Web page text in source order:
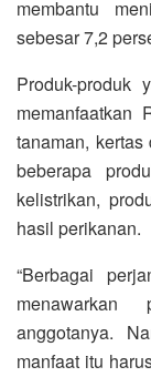
membantu
sebesar 7,2
Produk-produk
memanfaatkan
tanaman,
beberapa
kelistrikan,
hasil perikanan.
“Berbagai
anggotanya.
manfaat itu